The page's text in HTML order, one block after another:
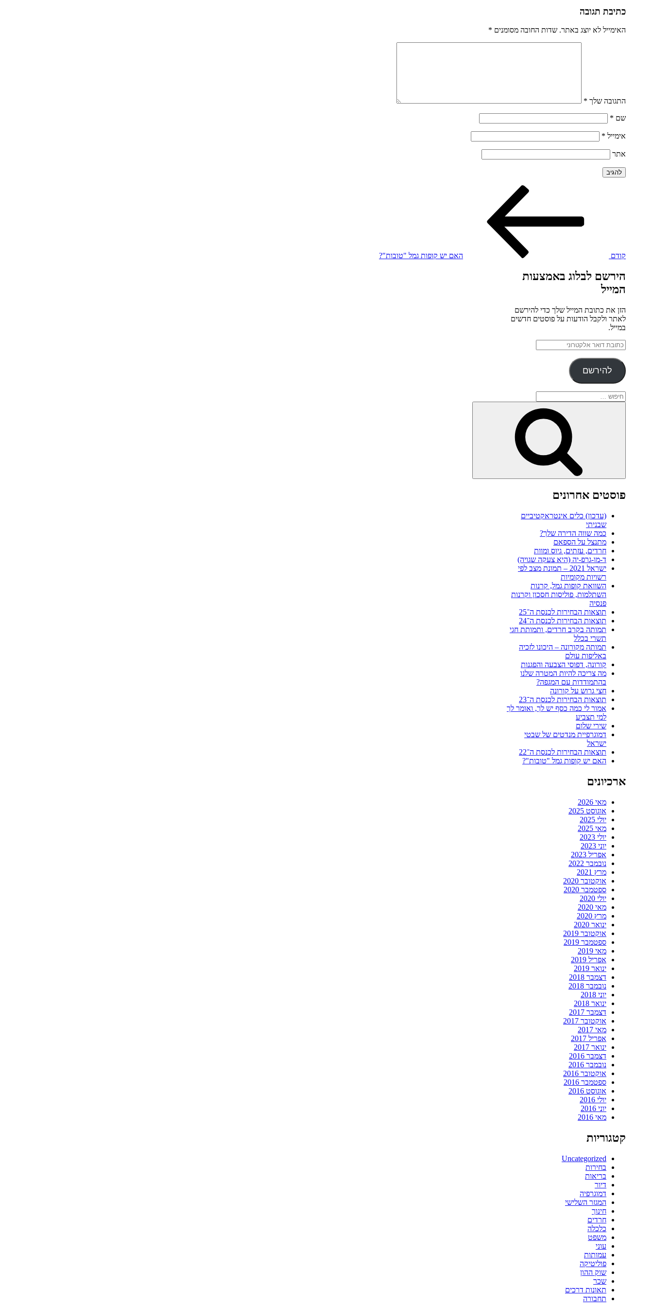
כתיבת תגובה
האימייל לא יוצג באתר. שדות החובה מסומנים *
התגובה שלך *
שם *
אימייל *
אתר
קודם האם יש קופות גמל "טובות"?
הירשם לבלוג באמצעות
המייל
הזן את כתובת המייל שלך כדי להירשם
לאתר ולקבל הודעות על פוסטים חדשים
במייל.
כתובת
דואר
אלקטרוני
להירשם
חפש:
פוסטים אחרונים
(עדכון) כלים אינטראקטיביים
שבניתי
כמה שווה הדירה שלך?
מתנצל על הספאם
חרדים, עזתים, גיוס ומוות
ד-מו-גרפ-יה (היא צעקה שגויה)
ישראל 2021 – תמונת מצב לפי
רשויות מקומיות
השוואת קופות גמל, קרנות
השתלמות, פוליסות חסכון וקרנות
פנסיה
תוצאות הבחירות לכנסת ה־25
תוצאות הבחירות לכנסת ה־24
תמותה בקרב חרדים, ותמותת חגי
תשרי בכלל
תמותה מקורונה – היכונו לזכיה
באליפות עולם
קורונה, דפוסי הצבעה והפגנות
מה צריכה להיות המטרה שלנו
בהתמודדות עם המגפה?
חצי גרוש על קורונה
תוצאות הבחירות לכנסת ה־23
אמור לי כמה כסף יש לך, ואומר לך
למי תצביע
שירי שלום
דמוגרפיית מנדטים של שבטי
ישראל
תוצאות הבחירות לכנסת ה־22
האם יש קופות גמל "טובות"?
ארכיונים
מאי 2026
אוגוסט 2025
יולי 2025
מאי 2025
יולי 2023
יוני 2023
אפריל 2023
נובמבר 2022
מרץ 2021
אוקטובר 2020
ספטמבר 2020
יולי 2020
מאי 2020
מרץ 2020
ינואר 2020
אוקטובר 2019
ספטמבר 2019
מאי 2019
אפריל 2019
ינואר 2019
דצמבר 2018
נובמבר 2018
יוני 2018
ינואר 2018
דצמבר 2017
אוקטובר 2017
מאי 2017
אפריל 2017
ינואר 2017
דצמבר 2016
נובמבר 2016
אוקטובר 2016
ספטמבר 2016
אוגוסט 2016
יולי 2016
יוני 2016
מאי 2016
קטגוריות
Uncategorized
בחירות
בריאות
דיור
דמוגרפיה
המגזר השלישי
חינוך
חרדים
כלכלה
משפט
עוני
עמותות
פוליטיקה
שוק ההון
שכר
תאונות דרכים
תחבורה